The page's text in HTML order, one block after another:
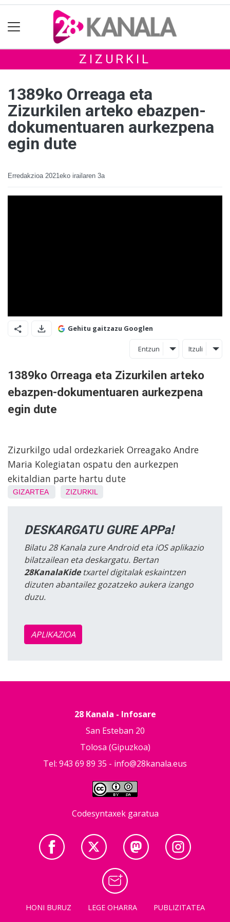
ZIZURKIL
1389ko Orreaga eta
Zizurkilen arteko ebazpen-
dokumentuaren aurkezpena
egin dute
Erredakzioa 2021eko irailaren 3a
Gehitu gaitzazu Googlen
Entzun Itzuli
1389ko Orreaga eta Zizurkilen arteko
ebazpen-dokumentuaren aurkezpena
egin dute
Zizurkilgo udal ordezkariek Orreagako Andre
Maria Kolegiatan ospatu den aurkezpen
ekitaldian parte hartu dute
GIZARTEA ZIZURKIL
DESKARGATU GURE APPa!
Bilatu 28 Kanala zure Android eta iOS aplikazio
bilatzailean eta deskargatu. Bertan
28KanalaKidetxartel digitalak eskaintzen
dizuten abantailez gozatzeko aukera izango
duzu.
APLIKAZIOA
28 Kanala - Infosare
San Esteban 20
Tolosa (Gipuzkoa)
Tel: 943 69 89 35 - info@28kanala.eus
Codesyntaxek garatua
HONI BURUZ LEGE OHARRA PUBLIZITATEA